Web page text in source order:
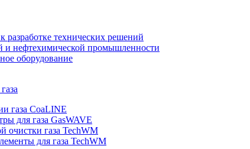
разработке технических решений
и нефтехимической промышленности
оборудование
газа CoaLINE
для газа GasWAVE
очистки газа TechWM
для газа TechWM